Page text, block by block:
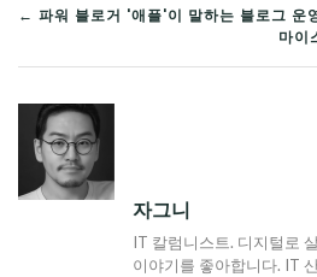
글
탐
색
← 파워 블로거 '애플'이 말하는 블로그 운
마이
자그니
IT 칼럼니스트. 디지털로
이야기를 좋아합니다. IT